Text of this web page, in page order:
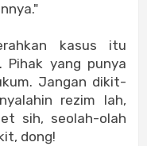
kasus itu
Pihak yang punya
Jangan dikit-
rezim lah,
sih, seolah-olah
dong!